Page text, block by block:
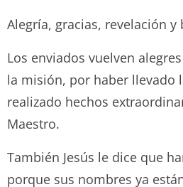
Alegría, gracias, revelación y
Los enviados vuelven
la misión, por haber llevado
realizado hechos
Maestro.
También Jesús le dice que
porque sus nombres ya